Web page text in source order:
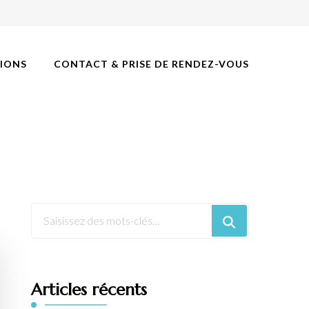
CONTACT & PRISE DE RENDEZ-VOUS
Articles récents